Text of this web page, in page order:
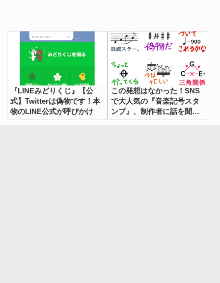
『LINEみどりくじ』【公
式】Twitterは偽物です！本
物のLINE公式が呼びかけ
この発想はなかった！SNS
で大人気の『音楽記号スタ
ンプ』、制作者に話を聞い
てみた